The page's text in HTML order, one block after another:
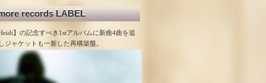
records LABEL
】の記念すべき1stアルバムに新曲4曲を追
ジャケットも一新した再構築盤。